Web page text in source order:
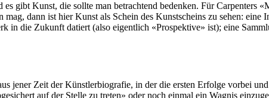
gibt Kunst, die sollte man betrachtend bedenken. Für Carpenters
dann ist hier Kunst als Schein des Kunstscheins zu sehen:
in die Zukunft datiert (also eigentlich «Prospektive» ist); eine
jener Zeit der Künstlerbiografie, in der die ersten Erfolge vorbei
auf der Stelle zu treten» oder noch einmal ein Wagnis